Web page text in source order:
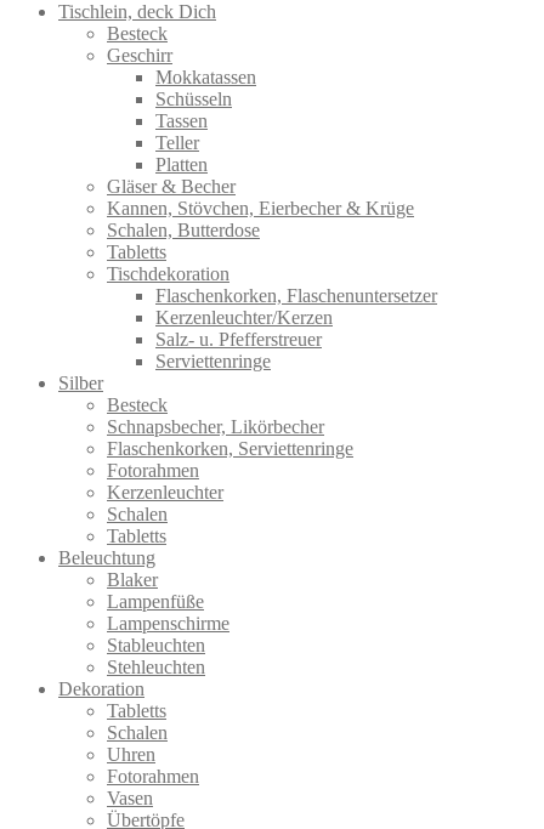
Tischlein, deck Dich
Besteck
Geschirr
Mokkatassen
Schüsseln
Tassen
Teller
Platten
Gläser & Becher
Kannen, Stövchen, Eierbecher & Krüge
Schalen, Butterdose
Tabletts
Tischdekoration
Flaschenkorken, Flaschenuntersetzer
Kerzenleuchter/Kerzen
Salz- u. Pfefferstreuer
Serviettenringe
Silber
Besteck
Schnapsbecher, Likörbecher
Flaschenkorken, Serviettenringe
Fotorahmen
Kerzenleuchter
Schalen
Tabletts
Beleuchtung
Blaker
Lampenfüße
Lampenschirme
Stableuchten
Stehleuchten
Dekoration
Tabletts
Schalen
Uhren
Fotorahmen
Vasen
Übertöpfe